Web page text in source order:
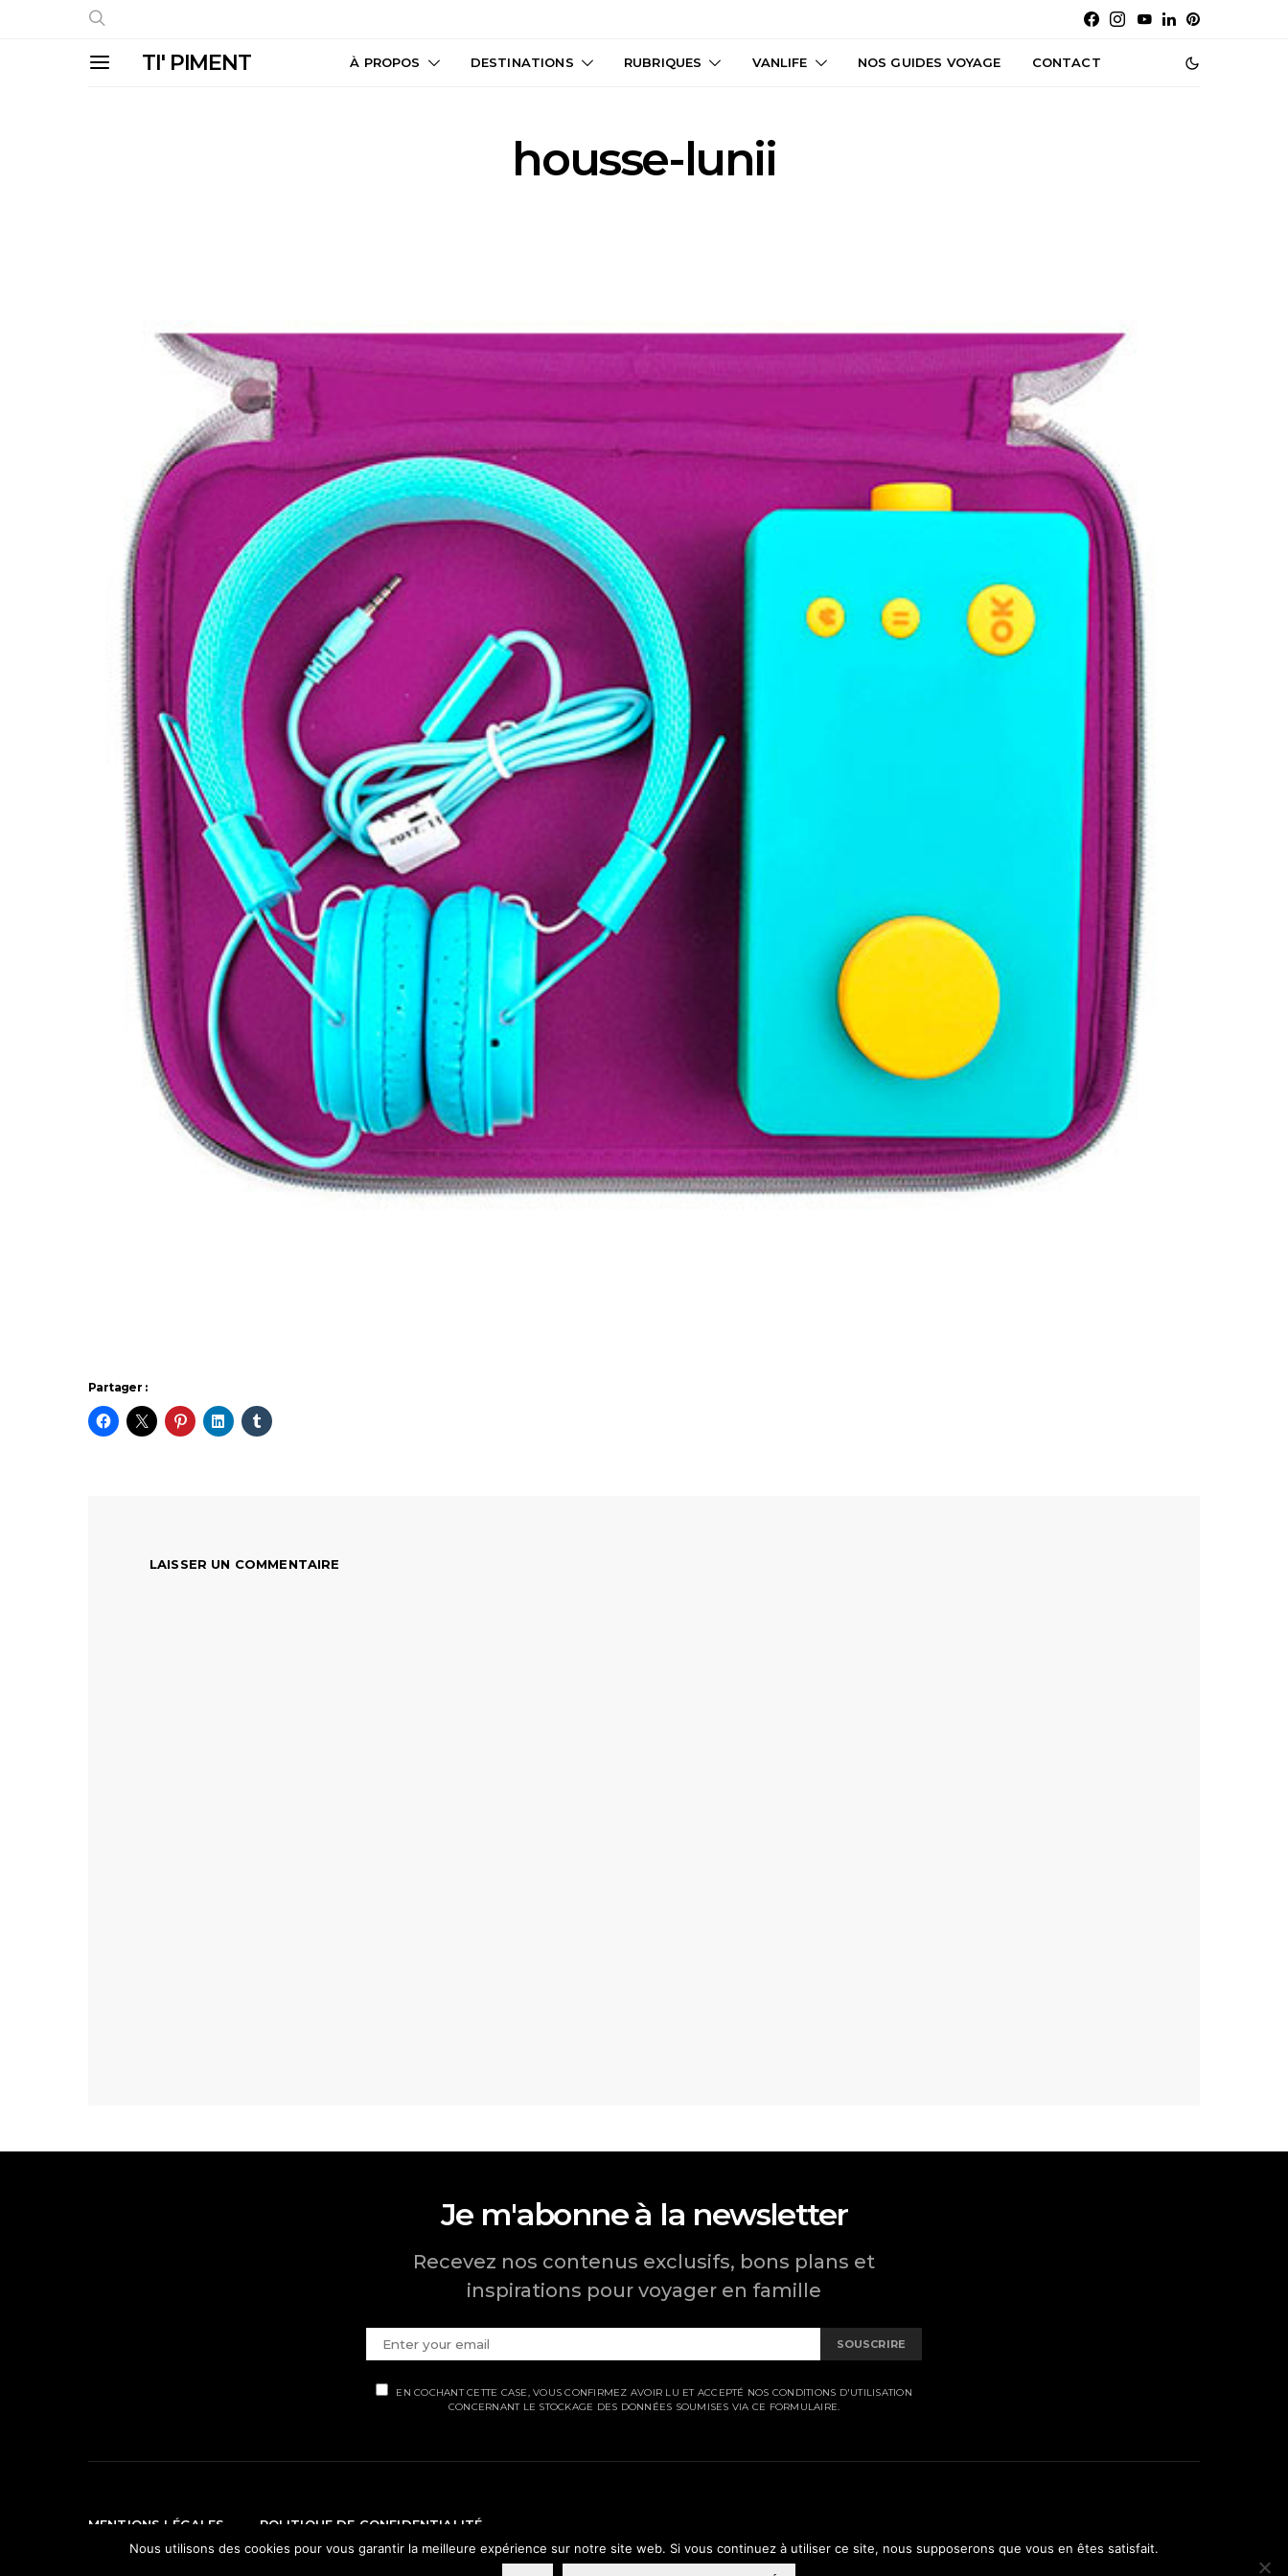
TI' PIMENT À PROPOS DESTINATIONS RUBRIQUES VANLIFE NOS GUIDES VOYAGE CONTACT
housse-lunii
Partager :
LAISSER UN COMMENTAIRE
Je m'abonne à la newsletter
Recevez nos contenus exclusifs, bons plans et
inspirations pour voyager en famille
SOUSCRIRE
EN COCHANT CETTE CASE, VOUS CONFIRMEZ AVOIR LU ET ACCEPTÉ NOS CONDITIONS D'UTILISATION
CONCERNANT LE STOCKAGE DES DONNÉES SOUMISES VIA CE FORMULAIRE.
MENTIONS LÉGALES POLITIQUE DE CONFIDENTIALITÉ
© Ti' Piment 2012 - 2026
Nous utilisons des cookies pour vous garantir la meilleure expérience sur notre site web. Si vous continuez à utiliser ce site, nous supposerons que vous en êtes satisfait.